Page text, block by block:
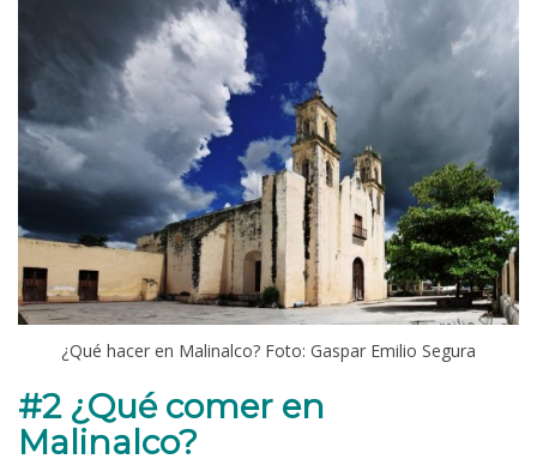
¿Qué hacer en Malinalco? Foto: Gaspar Emilio Segura
#2 ¿Qué comer en
Malinalco?